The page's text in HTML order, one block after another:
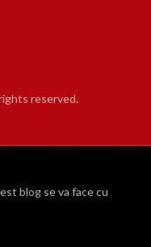
reserved.
blog se va face cu